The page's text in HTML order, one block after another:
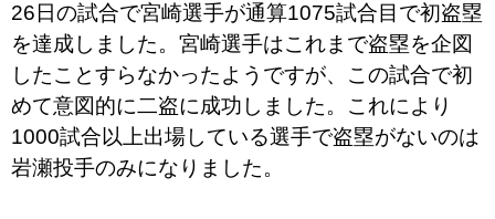
26日の試合で宮崎選手が通算1075試合目で初盗塁
を達成しました。宮崎選手はこれまで盗塁を企図
したことすらなかったようですが、この試合で初
めて意図的に二盗に成功しました。これにより
1000試合以上出場している選手で盗塁がないのは
岩瀬投手のみになりました。